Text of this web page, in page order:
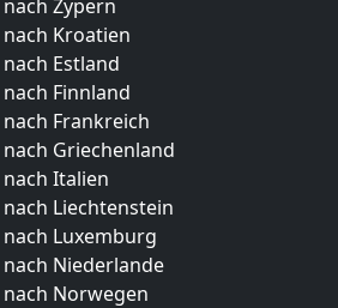
Zypern
Kroatien
Estland
Finnland
Frankreich
Griechenland
Italien
Liechtenstein
Luxemburg
Niederlande
Norwegen